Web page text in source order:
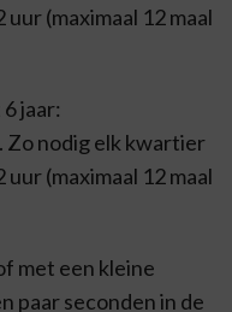
(maximaal 12 maal
jaar:
Zo nodig elk kwartier
(maximaal 12 maal
met een kleine
paar seconden in de